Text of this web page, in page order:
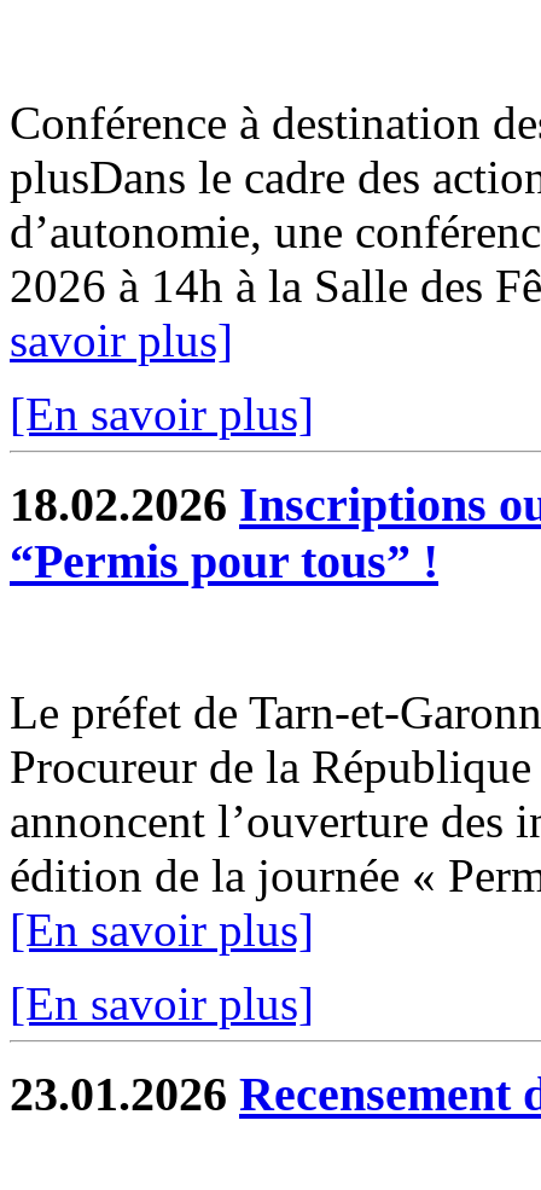
Conférence à destination
plusDans le cadre des
d’autonomie, une
2026 à 14h à la Salle des
savoir plus]
[En savoir plus]
18.02.2026 Inscriptions
“Permis pour tous” !
Le préfet de Tarn-et-
Procureur de la
annoncent l’ouverture des
édition de la journée «
[En savoir plus]
[En savoir plus]
23.01.2026 Recensement